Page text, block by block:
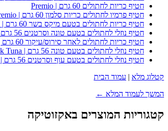
חטיף כריות לחתולים 60 גרם | Premio
חטיף פרמיו לחתולים כריות סלמון 60 גרם | Premio
חטיף כריות לחתולים בטעם מיקס בשר 60 גרם | Premio
חטיף נוזלי לחתולים בטעם טונה וסרטנים 56 גרם | Premio Delicat Tuna & Crab
חטיף כריות לחתולים לאחר סירוס/עיקור 60 גרם | Premio Pillows Sterilized
חטיף נוזלי לחתולים בטעם טונה 56 גרם | Premio Delicat Liquid Stick Tuna
חטיף נוזלי לחתולים בטעם עוף וסרטנים 56 גרם | Premio Delicacies Liquid Treats for Cats Chicken and Shrimp 56g
קטלוג מלא | עמוד הבית
המשך לעמוד המלא ←
קטגוריות המוצרים באקזוטיקה